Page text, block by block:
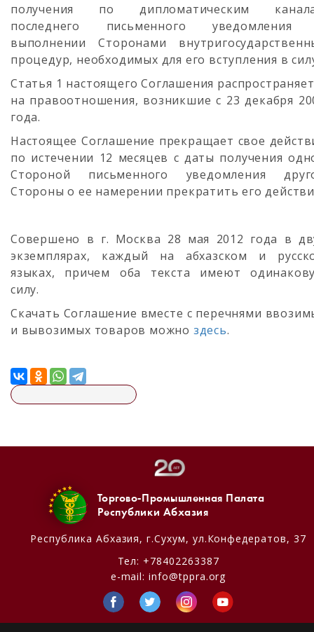
получения по дипломатическим
последнего письменного
выполнении Сторонами
процедур, необходимых для его вступления в
Статья 1 настоящего Соглашения
на правоотношения, возникшие с 23 декабря
года.
Настоящее Соглашение прекращает свое
по истечении 12 месяцев с даты получения
Стороной письменного уведомления
Стороны о ее намерении прекратить его
Совершено в г. Москва 28 мая 2012 года в
экземплярах, каждый на абхазском и
языках, причем оба текста имеют
силу.
Скачать Соглашение вместе с перечнями
и вывозимых товаров можно здесь.
Торгово-Промышленная Палата
Республики Абхазия
Республика Абхазия, г.Сухум, ул.Конфедератов, 37
Тел: +78402263387
e-mail:info@tppra.org